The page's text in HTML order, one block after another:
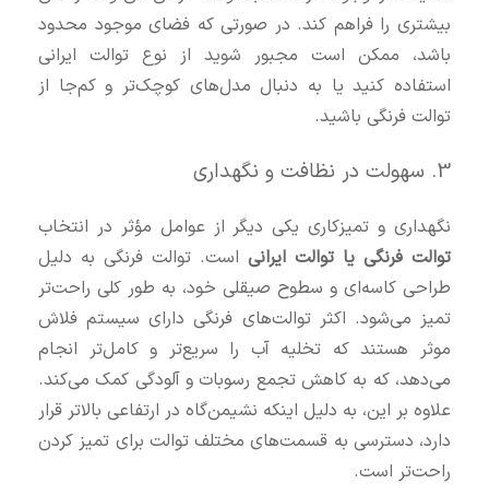
بیشتری را فراهم کند. در صورتی که فضای موجود محدود
باشد، ممکن است مجبور شوید از نوع توالت ایرانی
استفاده کنید یا به دنبال مدل‌های کوچک‌تر و کم‌جا از
توالت فرنگی باشید.
3. سهولت در نظافت و نگهداری
نگهداری و تمیزکاری یکی دیگر از عوامل مؤثر در انتخاب
توالت فرنگی یا توالت ایرانی است. توالت فرنگی به دلیل
طراحی کاسه‌ای و سطوح صیقلی خود، به طور کلی راحت‌تر
تمیز می‌شود. اکثر توالت‌های فرنگی دارای سیستم فلاش
موثر هستند که تخلیه آب را سریع‌تر و کامل‌تر انجام
می‌دهد، که به کاهش تجمع رسوبات و آلودگی کمک می‌کند.
علاوه بر این، به دلیل اینکه نشیمن‌گاه در ارتفاعی بالاتر قرار
دارد، دسترسی به قسمت‌های مختلف توالت برای تمیز کردن
راحت‌تر است.